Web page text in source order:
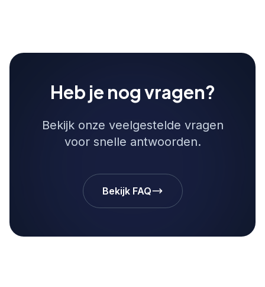
Heb je nog vragen?
Bekijk onze veelgestelde vragen
voor snelle antwoorden.
Bekijk FAQ